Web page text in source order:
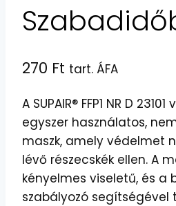
270 Ft tart. ÁFA
A SUPAIR® FFP1 NR D
egyszer használatos,
maszk, amely védelmet
lévő részecskék ellen. A
kényelmes viseletű, és a
szabályozó segítségével